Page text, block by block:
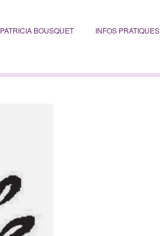
PATRICIA BOUSQUET INFOS PRATIQUES